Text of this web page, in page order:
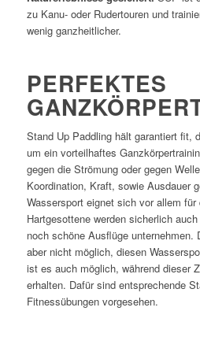
zu Kanu- oder Rudertouren und
wenig ganzheitlicher.
PERFEKTES
Stand Up Paddling hält garantiert fit,
um ein vorteilhaftes
gegen die Strömung oder gegen
Koordination, Kraft, sowie Ausdauer
Wassersport eignet sich vor allem für
Hartgesottene werden sicherlich
noch schöne Ausflüge unternehmen.
aber nicht möglich, diesen
ist es auch möglich, während dieser
erhalten. Dafür sind entsprechende
Fitnessübungen vorgesehen.